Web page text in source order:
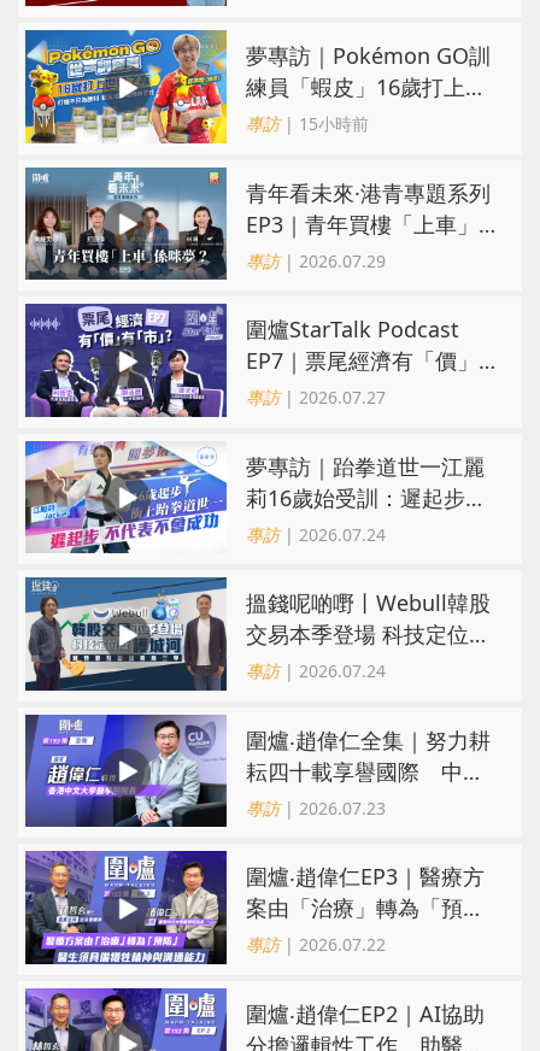
夢專訪｜Pokémon GO訓
練員「蝦皮」16歲打上世
界第一！戰友成最強後盾
專訪| 15小時前
青年看未來·港青專題系列
EP3｜青年買樓「上車」
係咪夢？ 觀念改變居住選
專訪| 2026.07.29
圍爐StarTalk Podcast
EP7｜票尾經濟有「價」
有「市」？「短期流量」
專訪| 2026.07.27
夢專訪｜跆拳道世一江麗
莉16歲始受訓：遲起步不
代表不會成功
專訪| 2026.07.24
搵錢呢啲嘢丨Webull韓股
交易本季登場 科技定位成
護城河 冀登港互聯網券商
專訪| 2026.07.24
圍爐‧趙偉仁全集｜努力耕
耘四十載享譽國際 中大
醫學院致力醫療創科造福
專訪| 2026.07.23
圍爐‧趙偉仁EP3｜醫療方
案由「治療」轉為「預
防」 醫生須具備犧牲精神
專訪| 2026.07.22
圍爐‧趙偉仁EP2｜AI協助
分擔邏輯性工作 助醫生